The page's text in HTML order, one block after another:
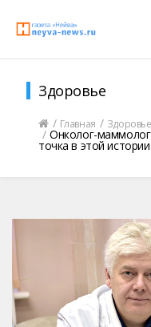
Здоровье
Главная Здоровье
Онколог-
точка в этой